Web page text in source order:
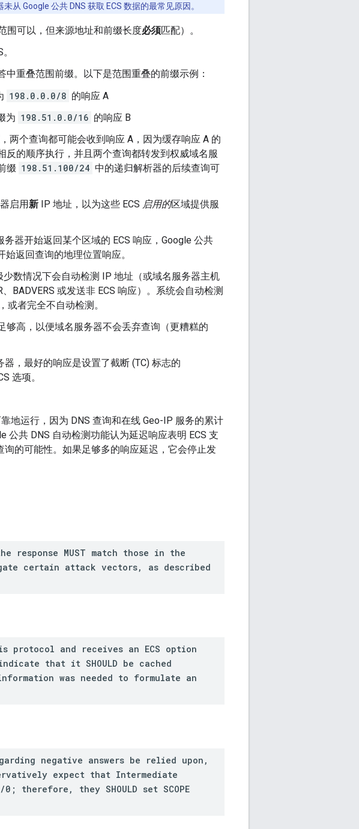
从 Google 公共 DNS 获取 ECS 数据的最常见原因。
围可以，但来源地址和前缀长度必须匹配）。
中重叠范围前缀。以下是范围重叠的前缀示例：
198.0.0.0/8 的响应 A
为 198.51.0.0/16 的响应 B
两个查询都可能会收到响应 A，因为缓存响应 A 的
的顺序执行，并且两个查询都转发到权威域名服
缀 198.51.100/24 中的递归解析器的后续查询可
启用新 IP 地址，以为这些 ECS 启用的区域提供服
器开始返回某个区域的 ECS 响应，Google 公共
返回查询的地理位置响应。
数情况下会自动检测 IP 地址（或域名服务器主机
BADVERS 或发送非 ECS 响应）。系统会自动检测
或者完全不自动检测。
高，以便域名服务器不会丢弃查询（更糟糕的
，最好的响应是设置了截断 (TC) 标志的
选项。
地运行，因为 DNS 查询和在线 Geo-IP 服务的累计
公共 DNS 自动检测功能认为延迟响应表明 ECS 支
的可能性。如果足够多的响应延迟，它会停止发
the response MUST match those in the
certain attack vectors, as described
protocol and receives an ECS option
that it SHOULD be cached
was needed to formulate an
negative answers be relied upon,
expect that Intermediate
therefore, they SHOULD set SCOPE